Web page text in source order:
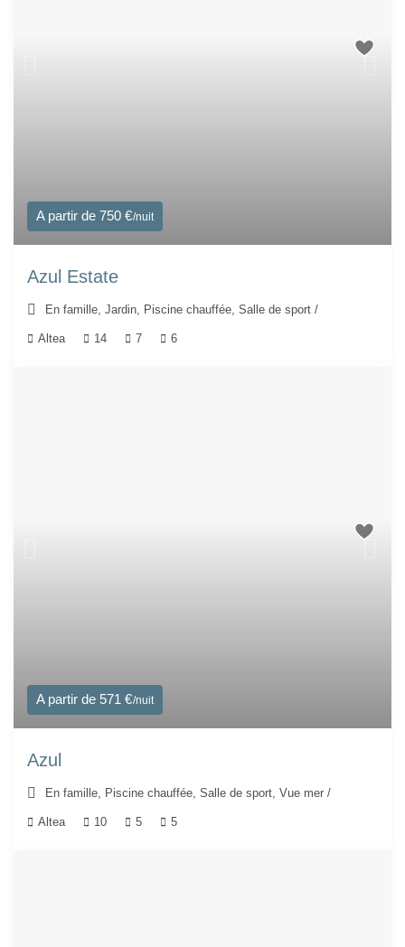
A partir de 750 €/nuit
Azul Estate
En famille,Jardin, Piscine chauffée,Salle de sport /
Altea 14 7 6
A partir de 571 €/nuit
Azul
En famille, Piscine chauffée,Salle de sport,Vue mer /
Altea 10 5 5